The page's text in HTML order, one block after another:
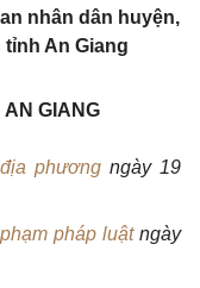
nhân dân huyện,
An Giang
GIANG
phương ngày 19
pháp luậtngày